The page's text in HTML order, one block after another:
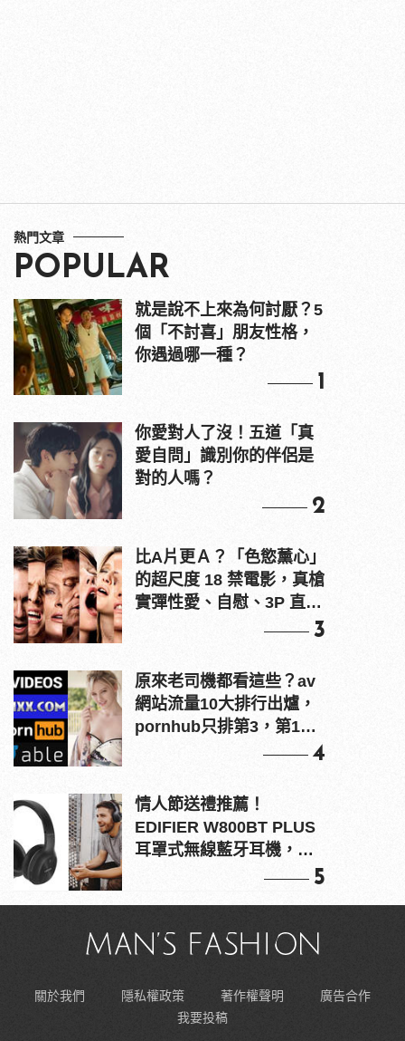
熱門文章
POPULAR
就是說不上來為何討厭？5
個「不討喜」朋友性格，
你遇過哪一種？
1
你愛對人了沒！五道「真
愛自問」識別你的伴侶是
對的人嗎？
2
比A片更Ａ？「色慾薰心」
的超尺度 18 禁電影，真槍
實彈性愛、自慰、3P 直接
3
原來老司機都看這些？av
網站流量10大排行出爐，
pornhub只排第3，第1名
4
情人節送禮推薦！
EDIFIER W800BT PLUS
耳罩式無線藍牙耳機，在
5
關於我們 隱私權政策 著作權聲明
廣告合作
我要投稿